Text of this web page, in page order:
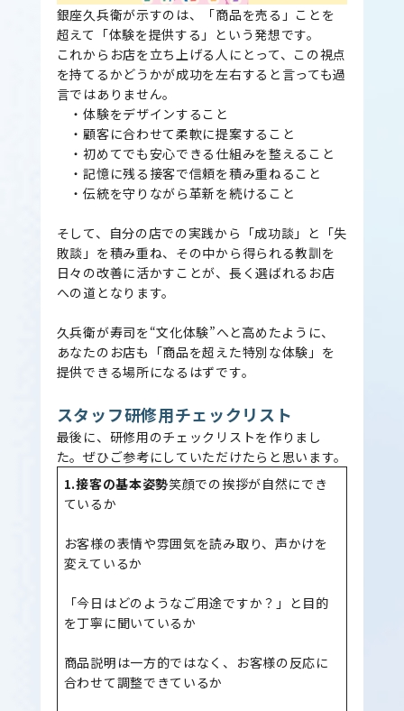
銀座久兵衛が示すのは、「商品を売る」ことを
超えて「体験を提供する」という発想です。
これからお店を立ち上げる人にとって、この視点
を持てるかどうかが成功を左右すると言っても過
言ではありません。
・体験をデザインすること
・顧客に合わせて柔軟に提案すること
・初めてでも安心できる仕組みを整えること
・記憶に残る接客で信頼を積み重ねること
・伝統を守りながら革新を続けること
そして、自分の店での実践から「成功談」と「失
敗談」を積み重ね、その中から得られる教訓を
日々の改善に活かすことが、長く選ばれるお店
への道となります。
久兵衛が寿司を“文化体験”へと高めたように、
あなたのお店も「商品を超えた特別な体験」を
提供できる場所になるはずです。
スタッフ研修用チェックリスト
最後に、研修用のチェックリストを作りまし
た。ぜひご参考にしていただけたらと思います。
1.接客の基本姿勢笑顔での挨拶が自然にでき
ているか
お客様の表情や雰囲気を読み取り、声かけを
変えているか
「今日はどのようなご用途ですか？」と目的
を丁寧に聞いているか
商品説明は一方的ではなく、お客様の反応に
合わせて調整できているか